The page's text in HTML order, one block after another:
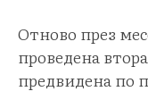
Отново през
проведена
предвидена по